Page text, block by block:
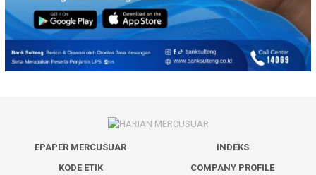
EPAPER MERCUSUAR
INDEKS
KODE ETIK
COMPANY PROFILE